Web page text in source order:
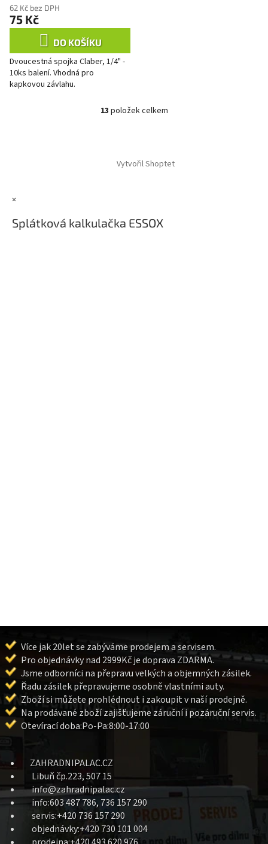
62 Kč bez DPH
75 Kč
DO KOŠÍKU
Dvoucestná spojka Claber, 1/4" -
10ks balení. Vhodná pro
kapkovou závlahu.
O
d
r
v
13 položek celkem
Vytvořil Shoptet
×
Splátková kalkulačka ESSOX
Více jak 20let se zabýváme prodejem a servisem.
Pro objednávky nad 2999Kč je doprava ZDARMA.
Jsme odborníci na přepravu velkých a objemných zásilek.
Řadu zásilek přepravujeme osobně vlastními auty.
Zboží si můžete prohlédnout i zakoupit v naší prodejně.
Na prodávané zboží zajišťujeme záruční i pozáruční servis.
Otevírací doba:Po-Pa:8:00-17:00
ZAHRADNIPALAC.CZ
Libuň čp.223, 507 15
info@zahradnipalac.cz
info:603 487 786, 736 157 290
servis:+420 736 157 290
objednávky:+420 730 101 004